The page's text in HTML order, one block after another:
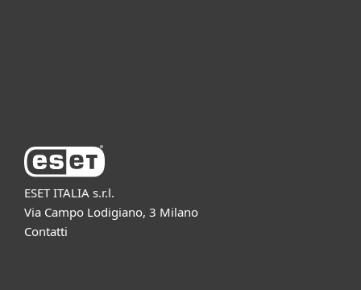
ESET ITALIA s.r.l.
Via Campo Lodigiano, 3 Milano
Contatti